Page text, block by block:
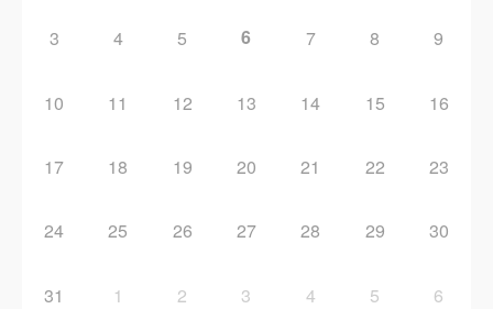
3 4 5 6 7 8 9
10 11 12 13 14 15 16
17 18 19 20 21 22 23
24 25 26 27 28 29 30
31 1 2 3 4 5 6